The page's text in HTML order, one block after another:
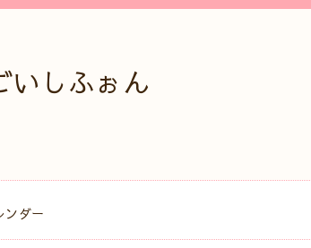
しふぉん
ンダー